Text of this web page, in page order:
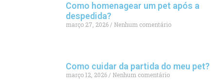
Como homenagear um pet após a
despedida?
março 27, 2026 Nenhum comentário
Como cuidar da partida do meu pet?
março 12, 2026 Nenhum comentário